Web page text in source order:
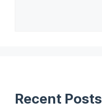
Recent Posts